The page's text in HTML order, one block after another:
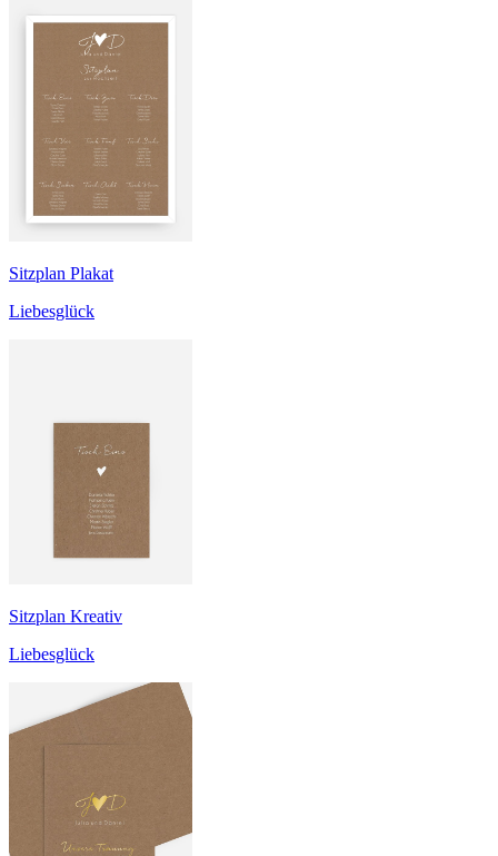
Sitzplan Plakat
Liebesglück
Sitzplan Kreativ
Liebesglück